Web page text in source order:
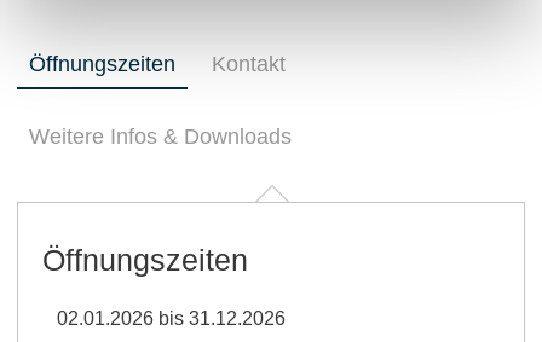
Öffnungszeiten Kontakt
Weitere Infos & Downloads
Öffnungszeiten
02.01.2026 bis 31.12.2026